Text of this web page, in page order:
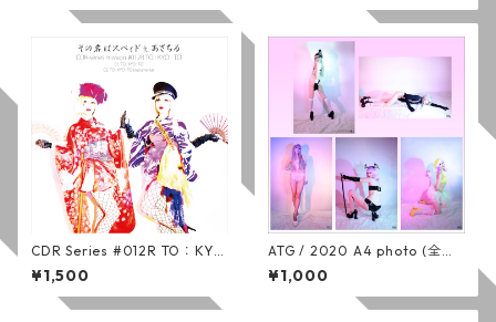
CDR Series #012R TO：KY
O：TO / その名はスペィド ft.
あさちる (通常版)
¥1,500
ATG / 2020 A4 photo (全５
種)
¥1,000